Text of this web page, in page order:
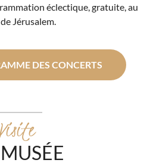
éclectique, gratuite, au
Jérusalem.
DES CONCERTS